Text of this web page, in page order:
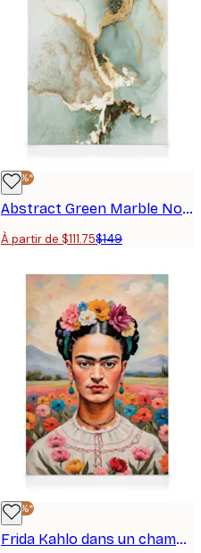
-25%*
Abstract Green Marble No2 Toile
À partir de $111.75$149
-25%*
Frida Kahlo dans un champ de fleurs Toile